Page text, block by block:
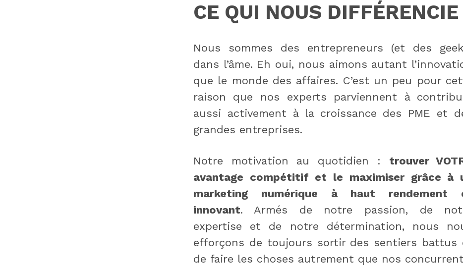
CE QUI NOUS DIFFÉRENCIE
Nous sommes des entrepreneurs (et des
dans l’âme. Eh oui, nous aimons autant
que le monde des affaires. C’est un peu pour
raison que nos experts parviennent à
aussi activement à la croissance des PME et
grandes entreprises.
Notre motivation au quotidien : trouver
avantage compétitif et le maximiser grâce à
marketing numérique à haut rendement
innovant. Armés de notre passion, de
expertise et de notre détermination, nous
efforçons de toujours sortir des sentiers battus
de faire les choses autrement que nos